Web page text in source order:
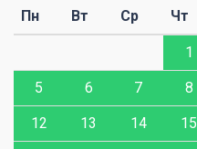
Пн Вт Ср Чт
1
5 6 7 8
12 13 14 15